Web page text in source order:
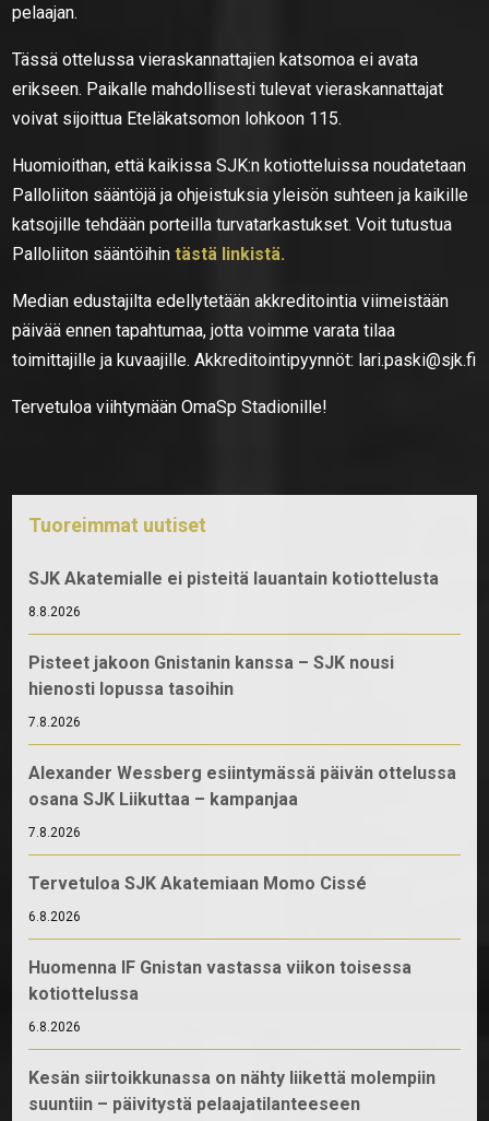
pelaajan.
Tässä ottelussa vieraskannattajien katsomoa ei avata
erikseen. Paikalle mahdollisesti tulevat vieraskannattajat
voivat sijoittua Eteläkatsomon lohkoon 115.
Huomioithan, että kaikissa SJK:n kotiotteluissa noudatetaan
Palloliiton sääntöjä ja ohjeistuksia yleisön suhteen ja kaikille
katsojille tehdään porteilla turvatarkastukset. Voit tutustua
Palloliiton sääntöihintästä linkistä.
Median edustajilta edellytetään akkreditointia viimeistään
päivää ennen tapahtumaa, jotta voimme varata tilaa
toimittajille ja kuvaajille. Akkreditointipyynnöt: lari.paski@sjk.fi
Tervetuloa viihtymään OmaSp Stadionille!
Tuoreimmat uutiset
SJK Akatemialle ei pisteitä lauantain kotiottelusta
8.8.2026
Pisteet jakoon Gnistanin kanssa – SJK nousi
hienosti lopussa tasoihin
7.8.2026
Alexander Wessberg esiintymässä päivän ottelussa
osana SJK Liikuttaa – kampanjaa
7.8.2026
Tervetuloa SJK Akatemiaan Momo Cissé
6.8.2026
Huomenna IF Gnistan vastassa viikon toisessa
kotiottelussa
6.8.2026
Kesän siirtoikkunassa on nähty liikettä molempiin
suuntiin – päivitystä pelaajatilanteeseen